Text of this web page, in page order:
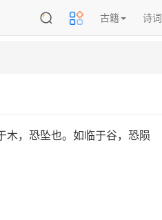
古籍 诗词
木，恐坠也。如临于谷，恐陨